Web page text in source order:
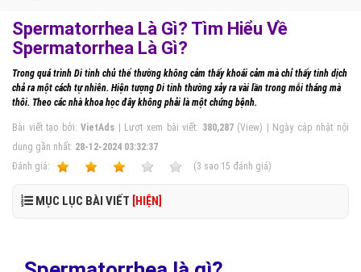
Spermatorrhea Là Gì? Tìm Hiểu Về
Spermatorrhea Là Gì?
Trong quá trình Di tinh chủ thể thường không cảm thấy khoái cảm mà chỉ thấy tinh dịch
chả ra một cách tự nhiên. Hiện tượng Di tinh thường xảy ra vài lần trong mỗi tháng mà
thôi. Theo các nhà khoa học đây không phải là một chứng bệnh.
Bài viết tạo bởi:VietAds | Lượt xem bài viết: 380,287(View) | Ngày cập nhật nội
dung gần nhất: 28-12-2024 03:32:37
Ðánh giá:
(3 sao 15 đánh giá)
MỤC LỤC BÀI VIẾT [HIỆN]